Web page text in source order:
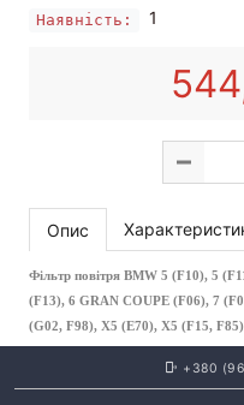
Наявність: 1
Опис
Фільтр повітря BMW 5 (F10), 5
(F13), 6 GRAN COUPE (F06), 7
(G02, F98), X5 (E70), X5 (F15,
+380